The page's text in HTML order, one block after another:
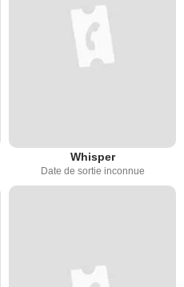
Whisper
Date de sortie inconnue